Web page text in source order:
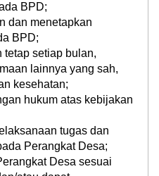
BPD;
dan menetapkan
BPD;
tetap setiap bulan,
lainnya yang sah,
kesehatan;
hukum atas kebijakan
tugas dan
Perangkat Desa;
Desa sesuai